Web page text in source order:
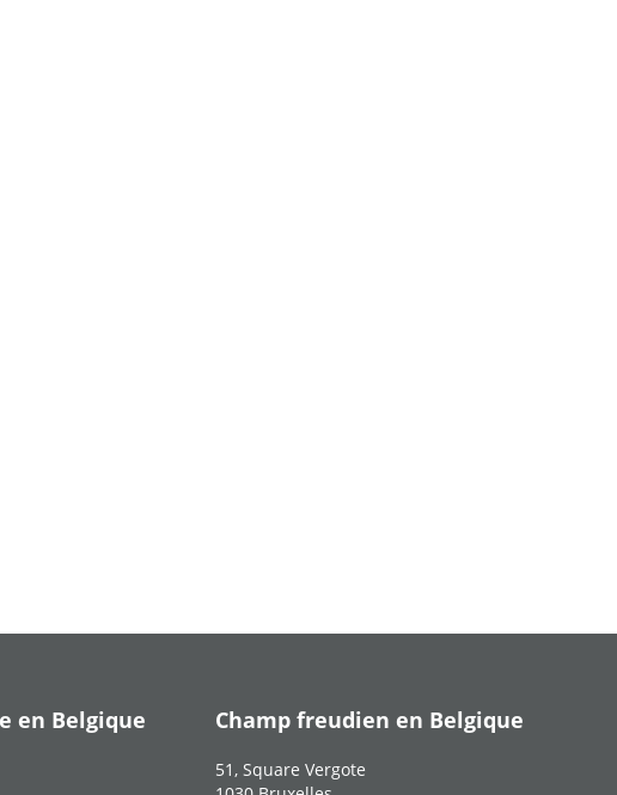
en Belgique Champ freudien en Belgique
51, Square Vergote